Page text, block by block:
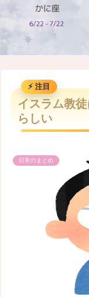
イスラム教
らしい
日常のまとめ